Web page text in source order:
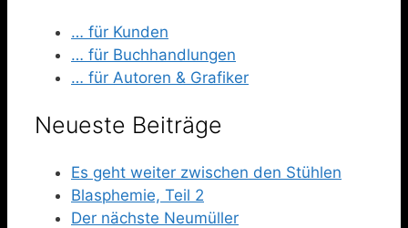
… für Kunden
… für Buchhandlungen
… für Autoren & Grafiker
Neueste Beiträge
Es geht weiter zwischen den Stühlen
Blasphemie, Teil 2
Der nächste Neumüller